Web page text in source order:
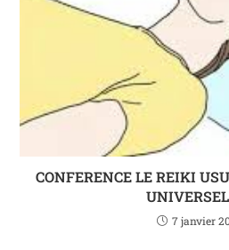
CONFERENCE LE REIKI
7 janvier